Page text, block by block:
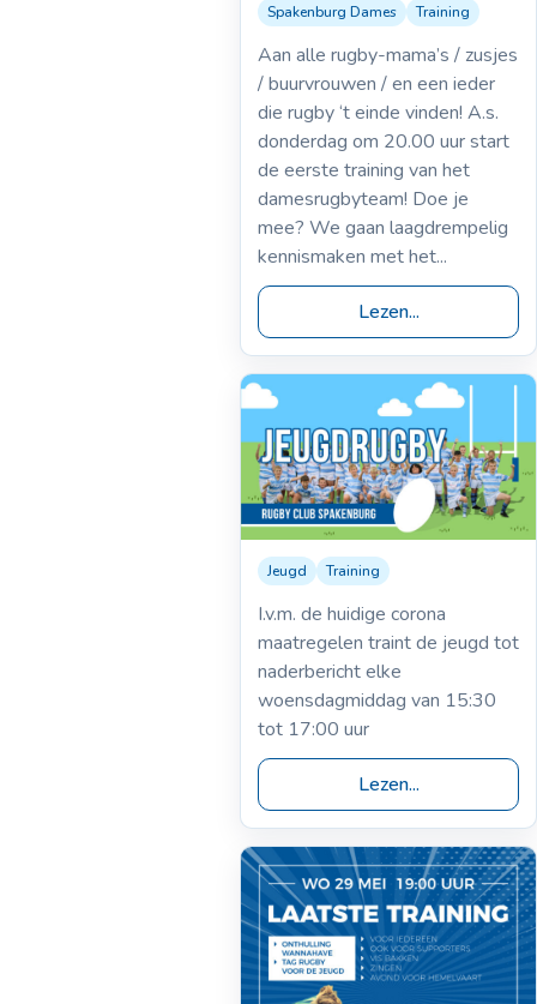
10-11-2022
Eerste training
Spakenburg Dames
Spakenburg Dames Training
Aan alle rugby-mama’s / zusjes
/ buurvrouwen / en een ieder
die rugby ‘t einde vinden! A.s.
donderdag om 20.00 uur start
de eerste training van het
damesrugbyteam! Doe je
mee? We gaan laagdrempelig
kennismaken met het...
Lezen...
16-12-2021
Jeugdtrainingen
tijdelijk op
woensdagmiddag
Jeugd Training
I.v.m. de huidige corona
maatregelen traint de jeugd tot
naderbericht elke
woensdagmiddag van 15:30
tot 17:00 uur
Lezen...